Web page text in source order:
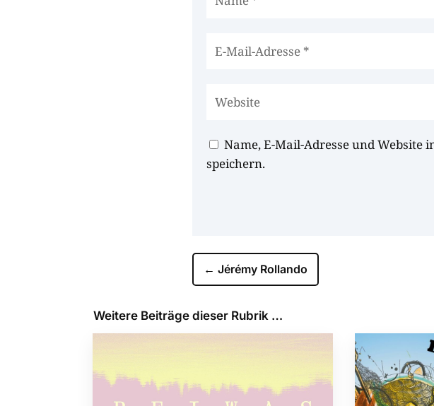
Name, E-Mail-Adresse und
speichern.
← Jérémy Rollando
Weitere Beiträge dieser Rubrik …